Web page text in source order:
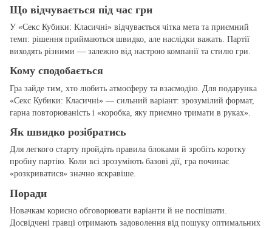
Що відчувається під час гри
У «Секс Кубики: Класичні» відчувається чітка мета та приємний
темп: рішення приймаються швидко, але наслідки важать. Партії
виходять різними — залежно від настрою компанії та стилю гри.
Кому сподобається
Гра зайде тим, хто любить атмосферу та взаємодію. Для подарунка
«Секс Кубики: Класичні» — сильний варіант: зрозумілий формат,
гарна повторюваність і «коробка, яку приємно тримати в руках».
Як швидко розібратись
Для легкого старту пройдіть правила блоками й зробіть коротку
пробну партію. Коли всі зрозуміють базові дії, гра починає
«розкриватися» значно яскравіше.
Поради
Новачкам корисно обговорювати варіанти й не поспішати.
Досвідчені гравці отримають задоволення від пошуку оптимальних